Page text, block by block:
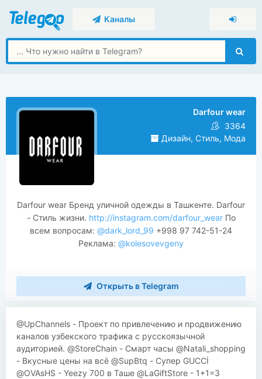
Каналы
Darfour wear
3364
Дизайн, Стиль, Мода
Darfour wear Бренд уличной одежды в Ташкенте. Darfour
- Стиль жизни. http://instagram.com/darfour_wearПо
всем вопросам: @dark_lord_99 +998 97 742-51-24
Реклама: @kolesovevgeny
Открыть в Telegram
@UpChannels - Проект по привлечению и продвижению
каналов узбекского трафика с русскоязычной
аудиторией. @StoreChain - Смарт часы @Natali_shopping
- Вкусные цены на всё @SupBtq - Супер GUCCİ
@OVAsHS - Yeezy 700 в Таше @LaGiftStore - 1+1=3